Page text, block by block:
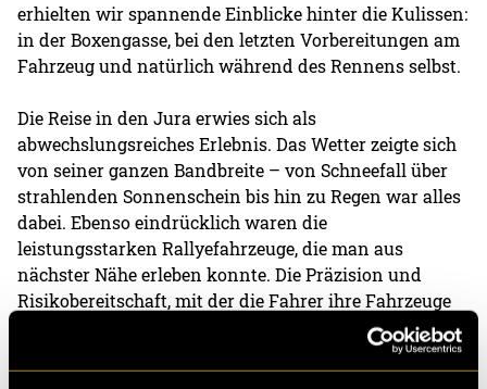
erhielten wir spannende Einblicke hinter die Kulissen:
in der Boxengasse, bei den letzten Vorbereitungen am
Fahrzeug und natürlich während des Rennens selbst.
Die Reise in den Jura erwies sich als
abwechslungsreiches Erlebnis. Das Wetter zeigte sich
von seiner ganzen Bandbreite – von Schneefall über
strahlenden Sonnenschein bis hin zu Regen war alles
dabei. Ebenso eindrücklich waren die
leistungsstarken Rallyefahrzeuge, die man aus
nächster Nähe erleben konnte. Die Präzision und
Risikobereitschaft, mit der die Fahrer ihre Fahrzeuge
über die engen und kurvenreichen Strecken bewegen,